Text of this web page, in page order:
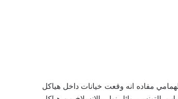
مفاده انه وقعت خيانات داخل هياكل